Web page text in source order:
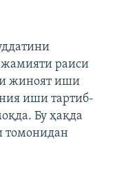
жамияти раиси
жиноят иши
иши тартиб-
Бу ҳақда
томонидан